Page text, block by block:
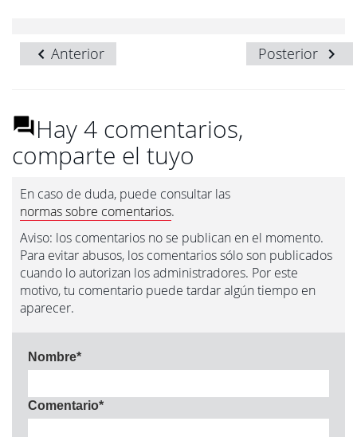
Posterior
Anterior
Hay 4 comentarios,
comparte el tuyo
En caso de duda, puede consultar las
normas sobre comentarios.
Aviso: los comentarios no se publican en el momento.
Para evitar abusos, los comentarios sólo son publicados
cuando lo autorizan los administradores. Por este
motivo, tu comentario puede tardar algún tiempo en
aparecer.
Nombre*
Comentario*